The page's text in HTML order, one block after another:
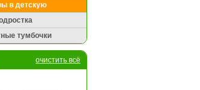
в детскую
тумбочки
очистить всё